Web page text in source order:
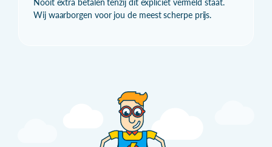
Wij waarborgen voor jou de meest scherpe prijs.